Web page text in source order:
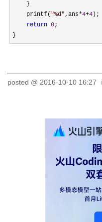
    }
    printf(
"%d",ans*4+4 );
return 0;
}
posted @ 2016-10-10 16:27